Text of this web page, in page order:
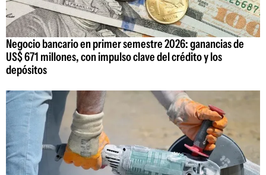
Negocio bancario en primer semestre 2026: ganancias de
US$ 671 millones, con impulso clave del crédito y los
depósitos